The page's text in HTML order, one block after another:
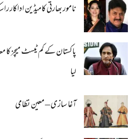
نامور بھارتی کامیڈین
پاکستان کے کم ٹیسٹ میچز کا
لیا
آغا سازی – معین نظامی